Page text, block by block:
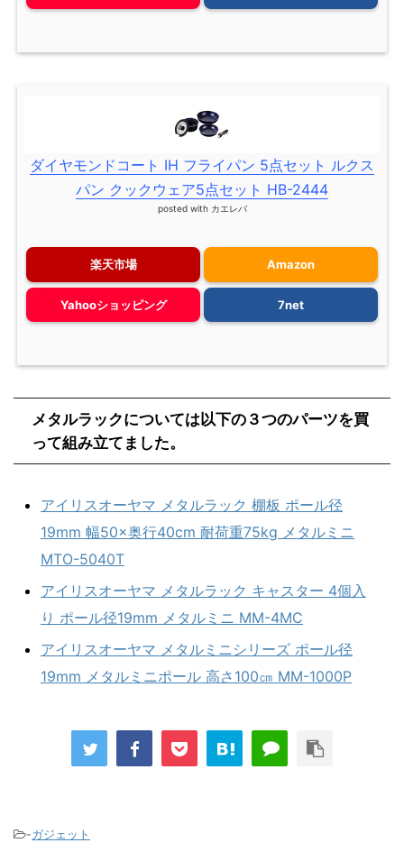
ダイヤモンドコート IH フライパン 5点セット ルクス
パン クックウェア5点セット HB-2444
posted with カエレバ
楽天市場 Amazon
Yahooショッピング 7net
メタルラックについては以下の３つのパーツを買
って組み立てました。
アイリスオーヤマ メタルラック 棚板 ポール径
19mm 幅50×奥行40cm 耐荷重75kg メタルミニ
MTO-5040T
アイリスオーヤマ メタルラック キャスター 4個入
り ポール径19mm メタルミニ MM-4MC
アイリスオーヤマ メタルミニシリーズ ポール径
19mm メタルミニポール 高さ100㎝ MM-1000P
-ガジェット